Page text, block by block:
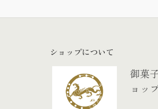
ショップについて
御菓
ョッ